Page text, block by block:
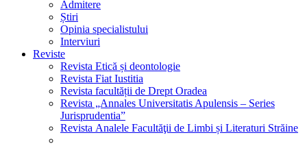
Admitere
Știri
Opinia specialistului
Interviuri
Reviste
Revista Etică și deontologie
Revista Fiat Iustitia
Revista facultății de Drept Oradea
Revista „Annales Universitatis Apulensis – Series
Jurisprudentia”
Revista Analele Facultăţii de Limbi și Literaturi Străine